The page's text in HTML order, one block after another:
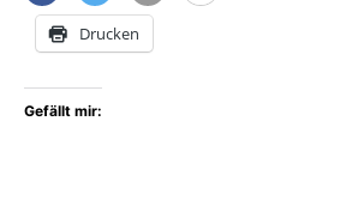
Drucken
Gefällt mir: